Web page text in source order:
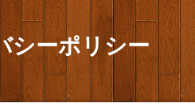
シーポリシー